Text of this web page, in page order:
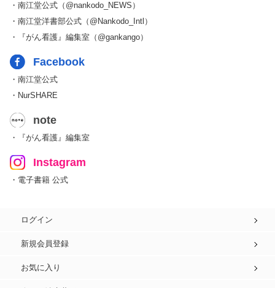
・南江堂公式（@nankodo_NEWS）
・南江堂洋書部公式（@Nankodo_Intl）
・『がん看護』編集室（@gankango）
Facebook
・南江堂公式
・NurSHARE
note
・『がん看護』編集室
Instagram
・電子書籍 公式
ログイン
新規会員登録
お気に入り